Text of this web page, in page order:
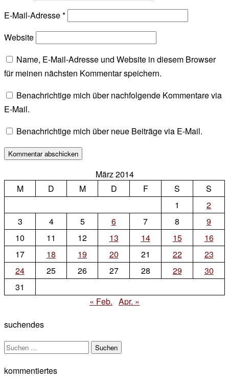
E-Mail-Adresse*
Website
Name, E-Mail-Adresse und Website in diesem Browser
für meinen nächsten Kommentar speichern.
Benachrichtige mich über nachfolgende Kommentare via
E-Mail.
Benachrichtige mich über neue Beiträge via E-Mail.
März 2014
M
D M D F S
S
1
2
3
4 5 6 7 8
9
10
11 12 13 14 15
16
17
18 19 20 21 22
23
24
25 26 27 28 29
30
31
« Feb. Apr. »
suchendes
Suchen
kommentiertes